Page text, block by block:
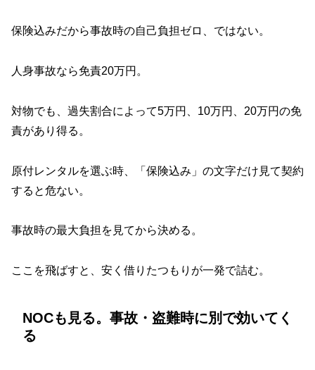
保険込みだから事故時の自己負担ゼロ、ではない。
人身事故なら免責20万円。
対物でも、過失割合によって5万円、10万円、20万円の免
責があり得る。
原付レンタルを選ぶ時、「保険込み」の文字だけ見て契約
すると危ない。
事故時の最大負担を見てから決める。
ここを飛ばすと、安く借りたつもりが一発で詰む。
NOCも見る。事故・盗難時に別で効いてく
る